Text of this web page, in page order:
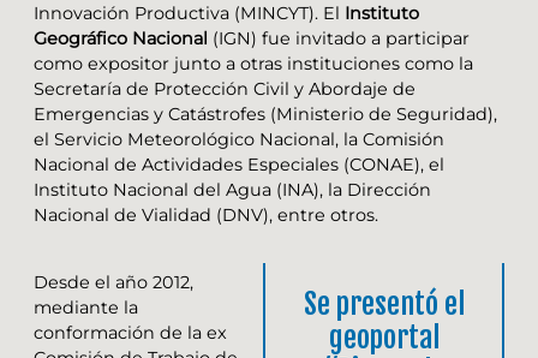
Innovación Productiva (MINCYT). El Instituto
Geográfico Nacional (IGN) fue invitado a participar
como expositor junto a otras instituciones como la
Secretaría de Protección Civil y Abordaje de
Emergencias y Catástrofes (Ministerio de Seguridad),
el Servicio Meteorológico Nacional, la Comisión
Nacional de Actividades Especiales (CONAE), el
Instituto Nacional del Agua (INA), la Dirección
Nacional de Vialidad (DNV), entre otros.
Se presentó el
geoportal
Desde el año 2012,
mediante la
conformación de la ex